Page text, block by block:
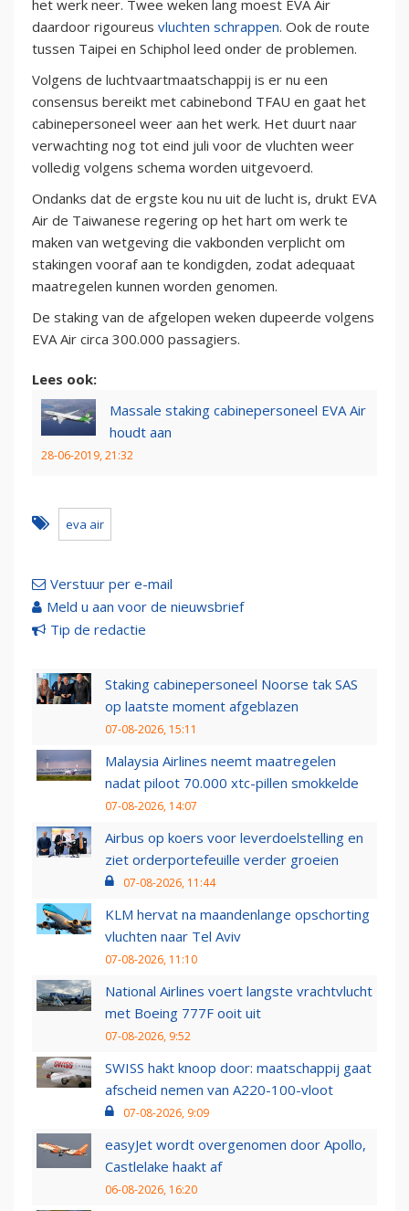
het werk neer. Twee weken lang moest EVA Air
daardoor rigoureus vluchten schrappen. Ook de route
tussen Taipei en Schiphol leed onder de problemen.
Volgens de luchtvaartmaatschappij is er nu een
consensus bereikt met cabinebond TFAU en gaat het
cabinepersoneel weer aan het werk. Het duurt naar
verwachting nog tot eind juli voor de vluchten weer
volledig volgens schema worden uitgevoerd.
Ondanks dat de ergste kou nu uit de lucht is, drukt EVA
Air de Taiwanese regering op het hart om werk te
maken van wetgeving die vakbonden verplicht om
stakingen vooraf aan te kondigden, zodat adequaat
maatregelen kunnen worden genomen.
De staking van de afgelopen weken dupeerde volgens
EVA Air circa 300.000 passagiers.
Lees ook:
Massale staking cabinepersoneel EVA Air
houdt aan
28-06-2019, 21:32
eva air
Verstuur per e-mail
Meld u aan voor de nieuwsbrief
Tip de redactie
Staking cabinepersoneel Noorse tak SAS
op laatste moment afgeblazen
07-08-2026, 15:11
Malaysia Airlines neemt maatregelen
nadat piloot 70.000 xtc-pillen smokkelde
07-08-2026, 14:07
Airbus op koers voor leverdoelstelling en
ziet orderportefeuille verder groeien
07-08-2026, 11:44
KLM hervat na maandenlange opschorting
vluchten naar Tel Aviv
07-08-2026, 11:10
National Airlines voert langste vrachtvlucht
met Boeing 777F ooit uit
07-08-2026, 9:52
SWISS hakt knoop door: maatschappij gaat
afscheid nemen van A220-100-vloot
07-08-2026, 9:09
easyJet wordt overgenomen door Apollo,
Castlelake haakt af
06-08-2026, 16:20